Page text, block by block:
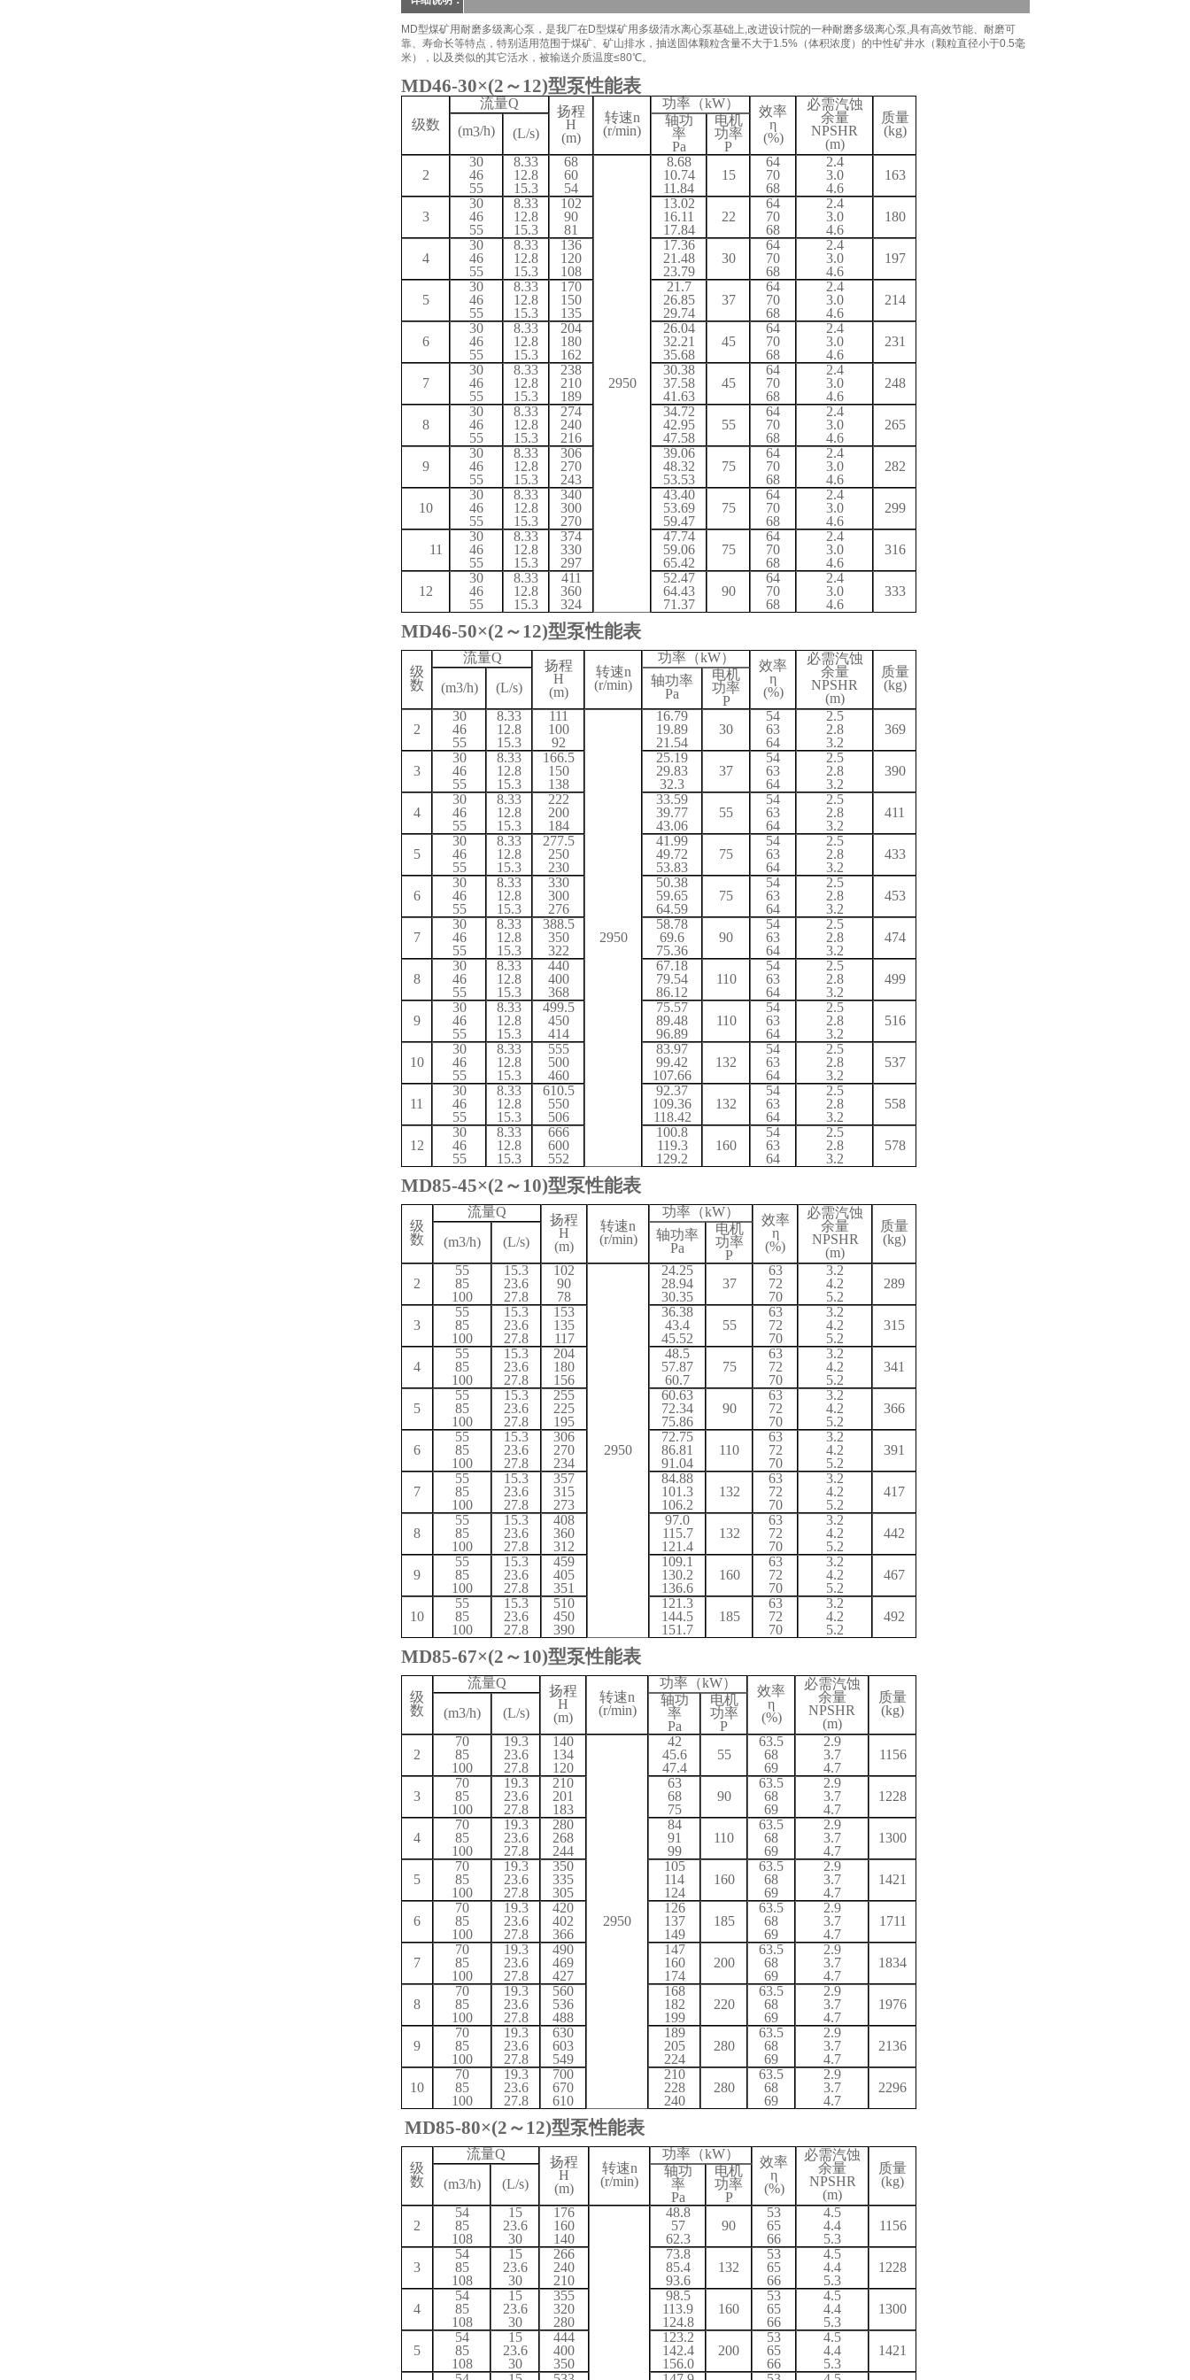
MD型煤矿用耐磨多级离心泵，是我厂在D型煤矿用多级清水离心泵基础上,改进设计院的一种耐磨多级离心泵,具有高效节能、耐磨可
靠、寿命长等特点，特别适用范围于煤矿、矿山排水，抽送固体颗粒含量不大于1.5%（体积浓度）的中性矿井水（颗粒直径小于0.5毫
米），以及类似的其它活水，被输送介质温度≤80℃。
MD46-30×(2 ～12)型泵性能表
级数
流量Q
扬程
H
(m)
转速n
(r/min)
功率（kW）
效率
η
(%)
必需汽蚀
余量
NPSHR
(m)
质量
(kg)
(m3/h) (L/s)
轴功
率
Pa
电机
功率
P
2
30
46
55
8.33
12.8
15.3
68
60
54
2950
8.68
10.74
11.84
15
64
70
68
2.4
3.0
4.6
163
3
30
46
55
8.33
12.8
15.3
102
90
81
13.02
16.11
17.84
22
64
70
68
2.4
3.0
4.6
180
4
30
46
55
8.33
12.8
15.3
136
120
108
17.36
21.48
23.79
30
64
70
68
2.4
3.0
4.6
197
5
30
46
55
8.33
12.8
15.3
170
150
135
21.7
26.85
29.74
37
64
70
68
2.4
3.0
4.6
214
6
30
46
55
8.33
12.8
15.3
204
180
162
26.04
32.21
35.68
45
64
70
68
2.4
3.0
4.6
231
7
30
46
55
8.33
12.8
15.3
238
210
189
30.38
37.58
41.63
45
64
70
68
2.4
3.0
4.6
248
8
30
46
55
8.33
12.8
15.3
274
240
216
34.72
42.95
47.58
55
64
70
68
2.4
3.0
4.6
265
9
30
46
55
8.33
12.8
15.3
306
270
243
39.06
48.32
53.53
75
64
70
68
2.4
3.0
4.6
282
10
30
46
55
8.33
12.8
15.3
340
300
270
43.40
53.69
59.47
75
64
70
68
2.4
3.0
4.6
299
11
30
46
55
8.33
12.8
15.3
374
330
297
47.74
59.06
65.42
75
64
70
68
2.4
3.0
4.6
316
12
30
46
55
8.33
12.8
15.3
411
360
324
52.47
64.43
71.37
90
64
70
68
2.4
3.0
4.6
333
MD46-50×(2 ～12)型泵性能表
级
数
流量Q
扬程
H
(m)
转速n
(r/min)
功率（kW）
效率
η
(%)
必需汽蚀
余量
NPSHR
(m)
质量
(kg)
(m3/h) (L/s)
轴功率
Pa
电机
功率
P
2
30
46
55
8.33
12.8
15.3
111
100
92
2950
16.79
19.89
21.54
30
54
63
64
2.5
2.8
3.2
369
3
30
46
55
8.33
12.8
15.3
166.5
150
138
25.19
29.83
32.3
37
54
63
64
2.5
2.8
3.2
390
4
30
46
55
8.33
12.8
15.3
222
200
184
33.59
39.77
43.06
55
54
63
64
2.5
2.8
3.2
411
5
30
46
55
8.33
12.8
15.3
277.5
250
230
41.99
49.72
53.83
75
54
63
64
2.5
2.8
3.2
433
6
30
46
55
8.33
12.8
15.3
330
300
276
50.38
59.65
64.59
75
54
63
64
2.5
2.8
3.2
453
7
30
46
55
8.33
12.8
15.3
388.5
350
322
58.78
69.6
75.36
90
54
63
64
2.5
2.8
3.2
474
8
30
46
55
8.33
12.8
15.3
440
400
368
67.18
79.54
86.12
110
54
63
64
2.5
2.8
3.2
499
9
30
46
55
8.33
12.8
15.3
499.5
450
414
75.57
89.48
96.89
110
54
63
64
2.5
2.8
3.2
516
10
30
46
55
8.33
12.8
15.3
555
500
460
83.97
99.42
107.66
132
54
63
64
2.5
2.8
3.2
537
11
30
46
55
8.33
12.8
15.3
610.5
550
506
92.37
109.36
118.42
132
54
63
64
2.5
2.8
3.2
558
12
30
46
55
8.33
12.8
15.3
666
600
552
100.8
119.3
129.2
160
54
63
64
2.5
2.8
3.2
578
MD85-45×(2 ～10)型泵性能表
级
数
流量Q
扬程
H
(m)
转速n
(r/min)
功率（kW）
效率
η
(%)
必需汽蚀
余量
NPSHR
(m)
质量
(kg)
(m3/h) (L/s)
轴功率
Pa
电机
功率
P
2
55
85
100
15.3
23.6
27.8
102
90
78
2950
24.25
28.94
30.35
37
63
72
70
3.2
4.2
5.2
289
3
55
85
100
15.3
23.6
27.8
153
135
117
36.38
43.4
45.52
55
63
72
70
3.2
4.2
5.2
315
4
55
85
100
15.3
23.6
27.8
204
180
156
48.5
57.87
60.7
75
63
72
70
3.2
4.2
5.2
341
5
55
85
100
15.3
23.6
27.8
255
225
195
60.63
72.34
75.86
90
63
72
70
3.2
4.2
5.2
366
6
55
85
100
15.3
23.6
27.8
306
270
234
72.75
86.81
91.04
110
63
72
70
3.2
4.2
5.2
391
7
55
85
100
15.3
23.6
27.8
357
315
273
84.88
101.3
106.2
132
63
72
70
3.2
4.2
5.2
417
8
55
85
100
15.3
23.6
27.8
408
360
312
97.0
115.7
121.4
132
63
72
70
3.2
4.2
5.2
442
9
55
85
100
15.3
23.6
27.8
459
405
351
109.1
130.2
136.6
160
63
72
70
3.2
4.2
5.2
467
10
55
85
100
15.3
23.6
27.8
510
450
390
121.3
144.5
151.7
185
63
72
70
3.2
4.2
5.2
492
MD85-67×(2 ～10)型泵性能表
级
数
流量Q
扬程
H
(m)
转速n
(r/min)
功率（kW）
效率
η
(%)
必需汽蚀
余量
NPSHR
(m)
质量
(kg)
(m3/h) (L/s)
轴功
率
Pa
电机
功率
P
2
70
85
100
19.3
23.6
27.8
140
134
120
2950
42
45.6
47.4
55
63.5
68
69
2.9
3.7
4.7
1156
3
70
85
100
19.3
23.6
27.8
210
201
183
63
68
75
90
63.5
68
69
2.9
3.7
4.7
1228
4
70
85
100
19.3
23.6
27.8
280
268
244
84
91
99
110
63.5
68
69
2.9
3.7
4.7
1300
5
70
85
100
19.3
23.6
27.8
350
335
305
105
114
124
160
63.5
68
69
2.9
3.7
4.7
1421
6
70
85
100
19.3
23.6
27.8
420
402
366
126
137
149
185
63.5
68
69
2.9
3.7
4.7
1711
7
70
85
100
19.3
23.6
27.8
490
469
427
147
160
174
200
63.5
68
69
2.9
3.7
4.7
1834
8
70
85
100
19.3
23.6
27.8
560
536
488
168
182
199
220
63.5
68
69
2.9
3.7
4.7
1976
9
70
85
100
19.3
23.6
27.8
630
603
549
189
205
224
280
63.5
68
69
2.9
3.7
4.7
2136
10
70
85
100
19.3
23.6
27.8
700
670
610
210
228
240
280
63.5
68
69
2.9
3.7
4.7
2296
MD85-80×(2 ～12)型泵性能表
级
数
流量Q
扬程
H
(m)
转速n
(r/min)
功率（kW）
效率
η
(%)
必需汽蚀
余量
NPSHR
(m)
质量
(kg)
(m3/h) (L/s)
轴功
率
Pa
电机
功率
P
2
54
85
108
15
23.6
30
176
160
140
48.8
57
62.3
90
53
65
66
4.5
4.4
5.3
1156
3
54
85
108
15
23.6
30
266
240
210
73.8
85.4
93.6
132
53
65
66
4.5
4.4
5.3
1228
4
54
85
108
15
23.6
30
355
320
280
98.5
113.9
124.8
160
53
65
66
4.5
4.4
5.3
1300
5
54
85
108
15
23.6
30
444
400
350
123.2
142.4
156.0
200
53
65
66
4.5
4.4
5.3
1421